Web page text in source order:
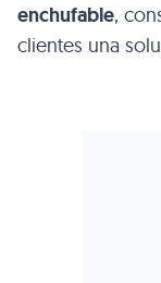
enchufable,
clientes una